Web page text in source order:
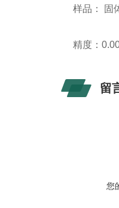
样品： 固
精度：
留
您